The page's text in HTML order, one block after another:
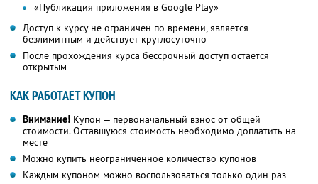
«Публикация приложения в Google Play»
Доступ к курсу не ограничен по времени, является
безлимитным и действует круглосуточно
После прохождения курса бессрочный доступ остается
открытым
КАК РАБОТАЕТ КУПОН
Внимание! Купон — первоначальный взнос от общей
стоимости. Оставшуюся стоимость необходимо доплатить на
месте
Можно купить неограниченное количество купонов
Каждым купоном можно воспользоваться только один раз